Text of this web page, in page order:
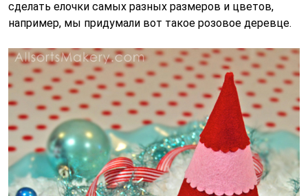
сделать елочки самых разных размеров и цветов,
например, мы придумали вот такое розовое деревце.